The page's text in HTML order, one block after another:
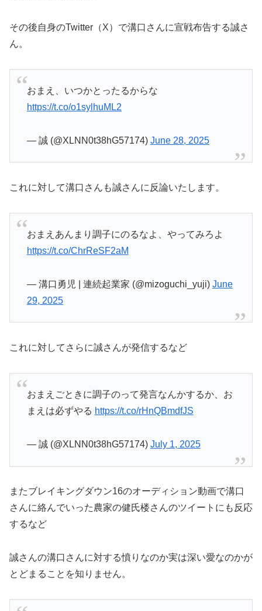
その後自身のTwitter（X）で溝口さんに宣戦布告する誠さ
ん。
おまえ、いつかとったるからな
https://t.co/o1sylhuML2
— 誠 (@XLNN0t38hG57174) June 28, 2025
これに対して溝口さんも誠さんに反論いたします。
おまえあんまり調子にのるなよ、やってみろよ
https://t.co/ChrReSF2aM
— 溝口勇児 | 連続起業家 (@mizoguchi_yuji) June
29, 2025
これに対してさらに誠さんが発信するなど
おまえごときに調子のって発言なんかするか、お
まえは必ずやる https://t.co/rHnQBmdfJS
— 誠 (@XLNN0t38hG57174) July 1, 2025
またブレイキングダウン16のオーディション動画で溝口
さんに絡んでいった農家の健氏楼さんのツイートにも反応
するなど
誠さんの溝口さんに対する憤りなのか実は深い愛なのかが
とどまることを知りません。